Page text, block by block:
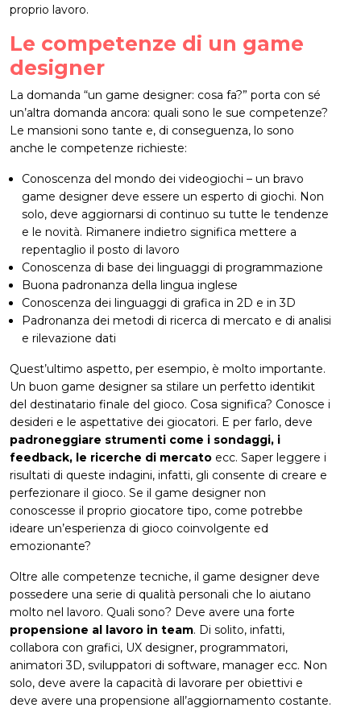
proprio lavoro.
Le competenze di un game
designer
La domanda “un game designer: cosa fa?” porta con sé
un’altra domanda ancora: quali sono le sue competenze?
Le mansioni sono tante e, di conseguenza, lo sono
anche le competenze richieste:
Conoscenza del mondo dei videogiochi – un bravo
game designer deve essere un esperto di giochi. Non
solo, deve aggiornarsi di continuo su tutte le tendenze
e le novità. Rimanere indietro significa mettere a
repentaglio il posto di lavoro
Conoscenza di base dei linguaggi di programmazione
Buona padronanza della lingua inglese
Conoscenza dei linguaggi di grafica in 2D e in 3D
Padronanza dei metodi di ricerca di mercato e di analisi
e rilevazione dati
Quest’ultimo aspetto, per esempio, è molto importante.
Un buon game designer sa stilare un perfetto identikit
del destinatario finale del gioco. Cosa significa? Conosce i
desideri e le aspettative dei giocatori. E per farlo, deve
padroneggiare strumenti come i sondaggi, i
feedback, le ricerche di mercato ecc. Saper leggere i
risultati di queste indagini, infatti, gli consente di creare e
perfezionare il gioco. Se il game designer non
conoscesse il proprio giocatore tipo, come potrebbe
ideare un’esperienza di gioco coinvolgente ed
emozionante?
Oltre alle competenze tecniche, il game designer deve
possedere una serie di qualità personali che lo aiutano
molto nel lavoro. Quali sono? Deve avere una forte
propensione al lavoro in team. Di solito, infatti,
collabora con grafici, UX designer, programmatori,
animatori 3D, sviluppatori di software, manager ecc. Non
solo, deve avere la capacità di lavorare per obiettivi e
deve avere una propensione all’aggiornamento costante.